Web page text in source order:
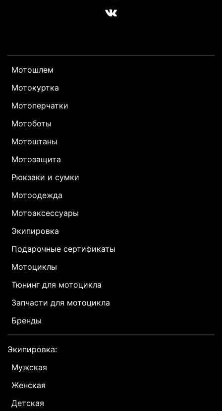
Мотошлем
Мотокуртка
Мотоперчатки
Мотоботы
Мотоштаны
Мотозащита
Рюкзаки и сумки
Мотоодежда
Мотоаксессуары
Экипировка
Подарочные сертификаты
Мотоциклы
Тюнинг для мотоцикла
Запчасти для мотоцикла
Бренды
Экипировка:
Мужская
Женская
Детская